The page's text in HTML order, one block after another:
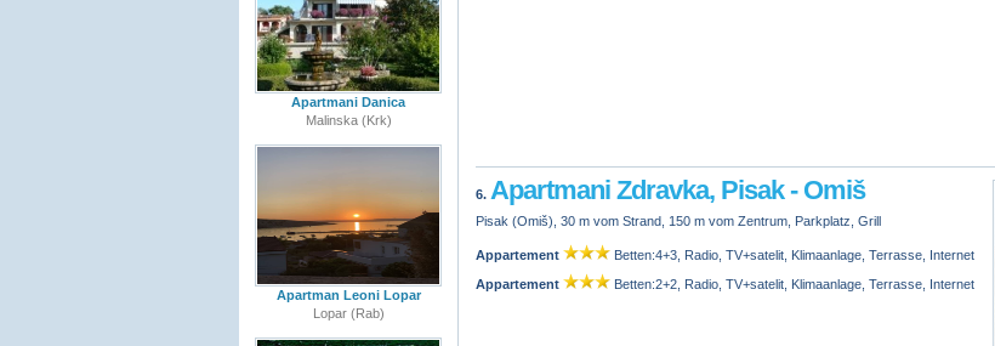
6. Apartmani Zdravka, Pisak - Omiš
Pisak (Omiš), 30 m vom Strand, 150 m vom Zentrum, Parkplatz, Grill
Appartement
Betten:4+3, Radio, TV+satelit, Klimaanlage, Terrasse, Internet
Appartement
Betten:2+2, Radio, TV+satelit, Klimaanlage, Terrasse, Internet
Apartmani Danica
Malinska (Krk)
Apartman Leoni Lopar
Lopar (Rab)